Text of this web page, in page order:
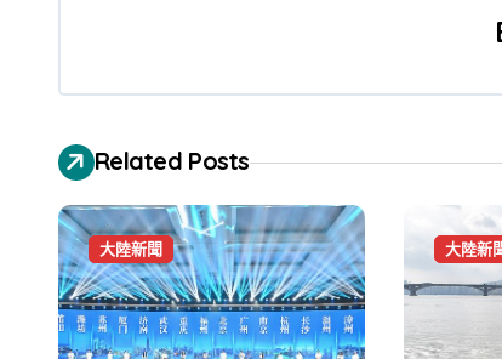
Related Posts
大陸新聞 大陸新